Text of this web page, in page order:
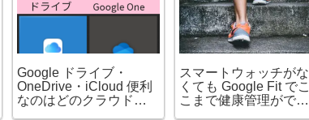
Google ドライブ・
OneDrive・iCloud 便利
なのはどのクラウドス
スマートウォッチがな
くても Google Fit でこ
こまで健康管理ができ